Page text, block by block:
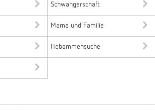
Schwangerschaft
Mama und Familie
Hebammensuche